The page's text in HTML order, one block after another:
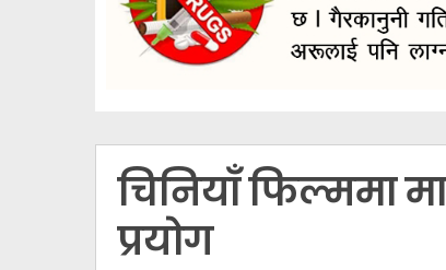
चिनियाँ फिल्ममा
प्रयोग